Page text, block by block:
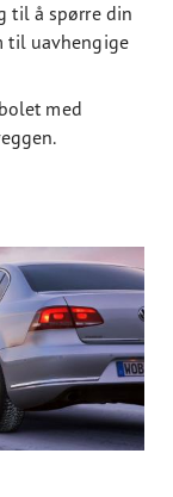
til å spørre din
til uavhengige
med